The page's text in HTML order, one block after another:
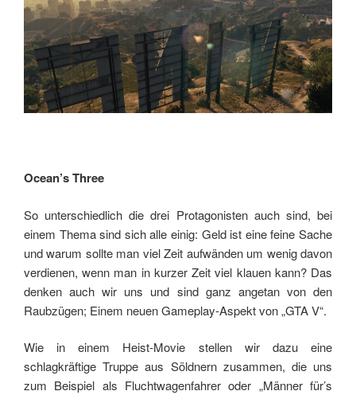
Ocean’s Three
So unterschiedlich die drei Protagonisten auch sind, bei
einem Thema sind sich alle einig: Geld ist eine feine Sache
und warum sollte man viel Zeit aufwänden um wenig davon
verdienen, wenn man in kurzer Zeit viel klauen kann? Das
denken auch wir uns und sind ganz angetan von den
Raubzügen; Einem neuen Gameplay-Aspekt von „GTA V“.
Wie in einem Heist-Movie stellen wir dazu eine
schlagkräftige Truppe aus Söldnern zusammen, die uns
zum Beispiel als Fluchtwagenfahrer oder „Männer für’s